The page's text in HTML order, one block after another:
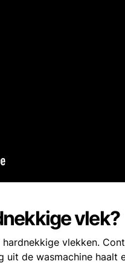
vlek?
vlekken.
de wasmachine haalt